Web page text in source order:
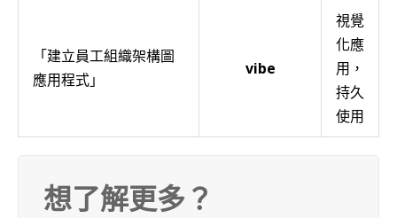
「建立員工組織架構圖
應用程式」
vibe
視覺
化應
用，
持久
使用
想了解更多？